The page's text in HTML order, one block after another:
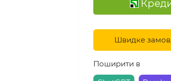
Швидке
Поширити в